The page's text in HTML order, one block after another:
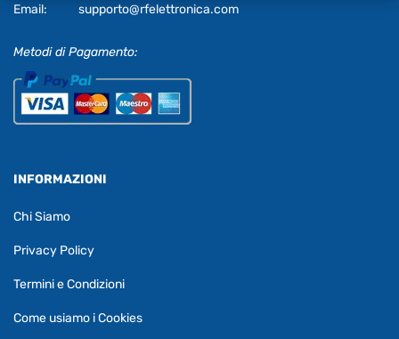
Email:
supporto@rfelettronica.com
Metodi di Pagamento:
INFORMAZIONI
Chi Siamo
Privacy Policy
Termini e Condizioni
Come usiamo i Cookies